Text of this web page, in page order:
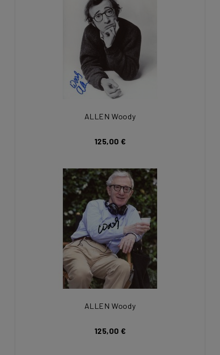
ALLEN Woody
125,00 €
ALLEN Woody
125,00 €